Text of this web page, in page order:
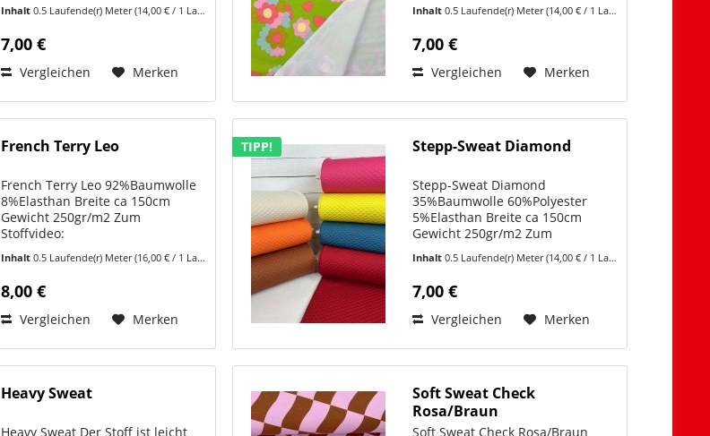
ca 150cm Gewicht ca 240gr/m2
https://www.youtube.com/shorts/FeILSCyeUqI
Ein weicher,...
Inhalt0.5 Laufende(r) Meter(14,00 € / 1 Laufende(r) Meter)
7,00 €
Vergleichen Merken
ca 150cm Gewicht ca 240gr/m2
https://www.youtube.com/shorts/FeILSCyeUqI
Ein weicher,...
Inhalt0.5 Laufende(r) Meter(14,00 € / 1 Laufende(r) Meter)
7,00 €
Vergleichen Merken
French Terry Leo
French Terry Leo 92%Baumwolle
8%Elasthan Breite ca 150cm
Gewicht 250gr/m2 Zum
Stoffvideo:
_awQo Unser French Terry Leo ist
ein angenehm weicher Sweatstoff
mit cooler Leopardenoptik –
perfekt für...
Inhalt0.5 Laufende(r) Meter(16,00 € / 1 Laufende(r) Meter)
8,00 €
Vergleichen Merken
TIPP! Stepp-Sweat Diamond
Stepp-Sweat Diamond
35%Baumwolle 60%Polyester
5%Elasthan Breite ca 150cm
Gewicht 250gr/m2 Zum
https://www.youtube.com/shorts/3UOkF7ISfIw
Stepp-Sweat Diamond verbindet
sportlichen Stil mit gemütlichem
Tragegefühl. Durch seine...
Inhalt0.5 Laufende(r) Meter(14,00 € / 1 Laufende(r) Meter)
7,00 €
Vergleichen Merken
Heavy Sweat
Heavy Sweat Der Stoff ist leicht
Soft Sweat Check
Rosa/Braun
Soft Sweat Check Rosa/Braun